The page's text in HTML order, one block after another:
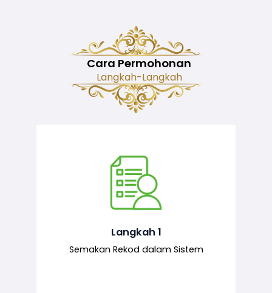
Cara Permohonan
Langkah-Langkah
Langkah 1
Semakan Rekod dalam Sistem
Semakan ke atas sejarah permohonan
yang pernah dibuat oleh pemohon,